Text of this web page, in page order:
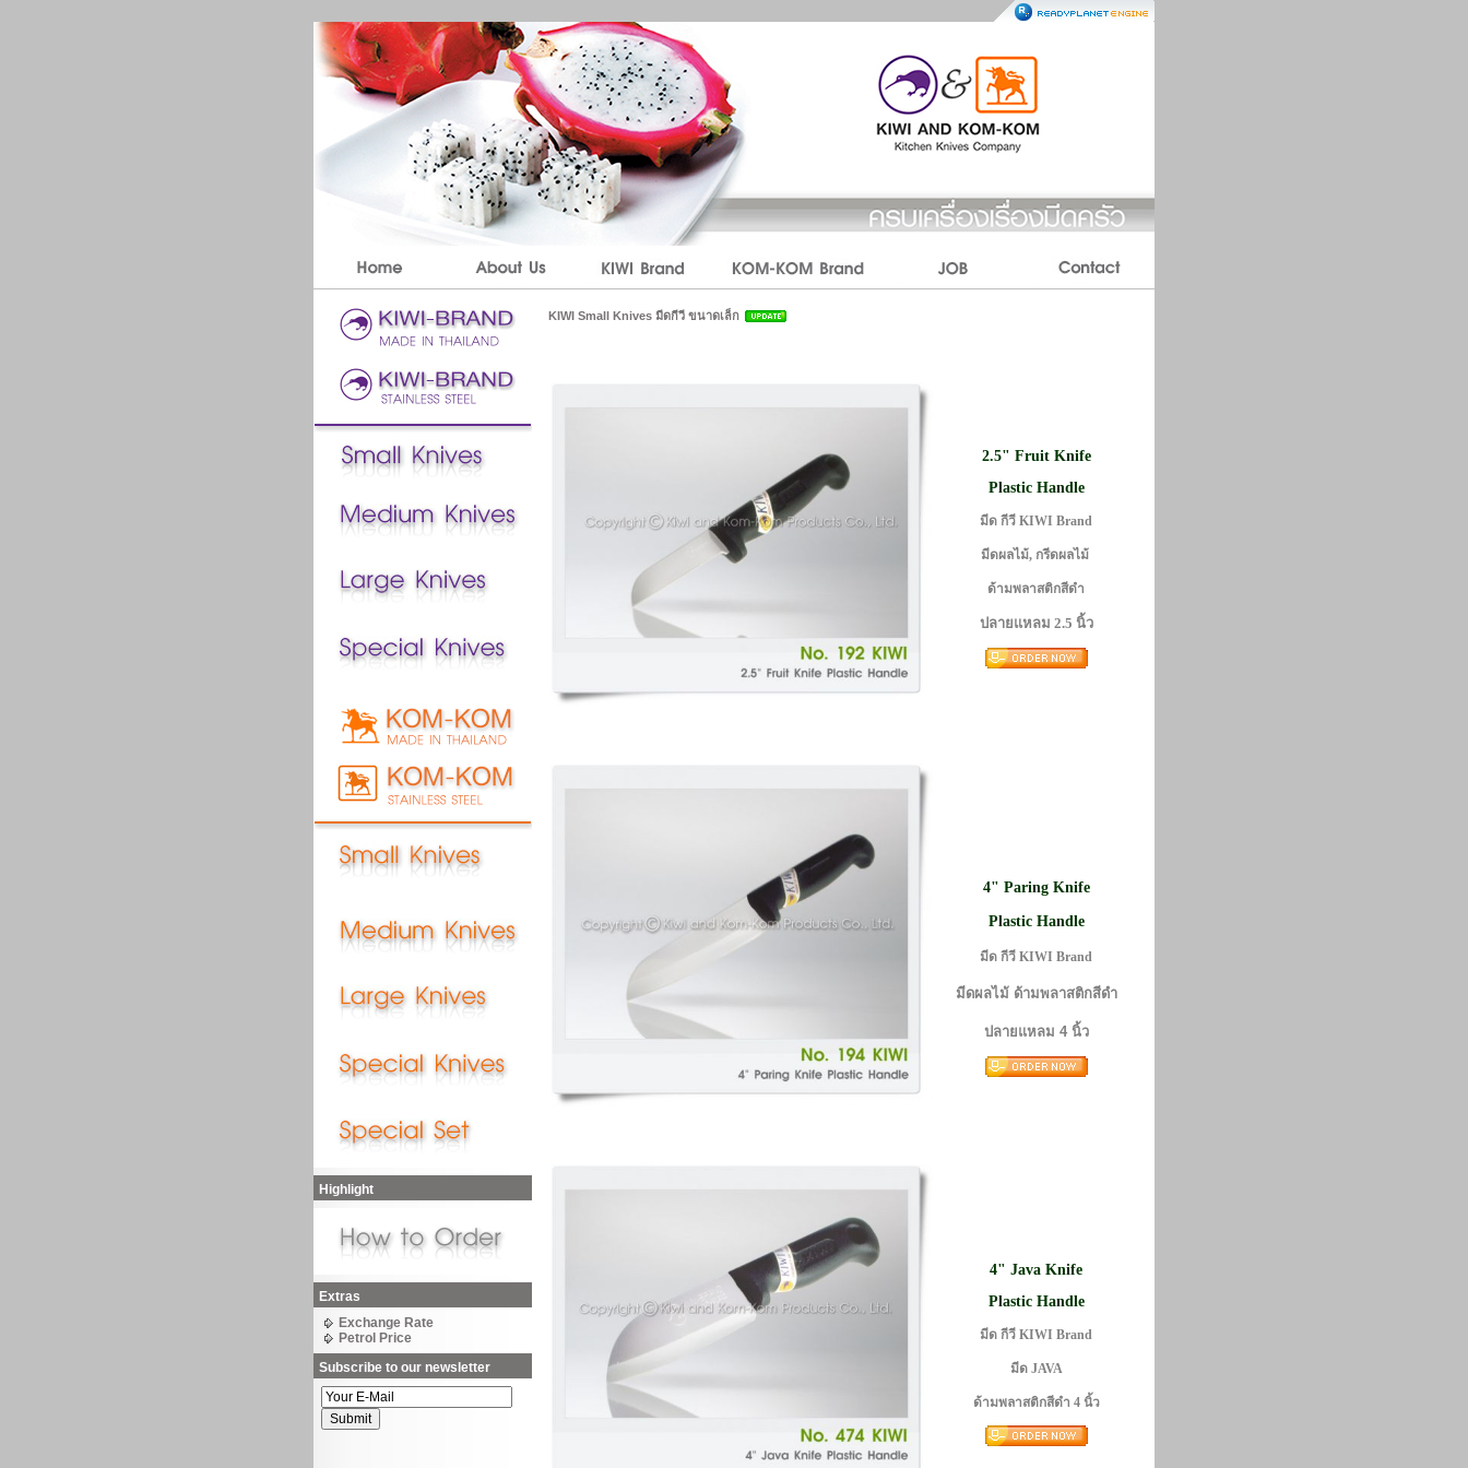
Highlight
Extras
Exchange Rate
Petrol Price
Subscribe to our newsletter
KIWI Small Knives มีดกีวี ขนาดเล็ก
2.5" Fruit Knife
Plastic Handle
มีด กีวี KIWI Brand
มีดผลไม้, กรีดผลไม้
ด้ามพลาสติกสีดำ
ปลายแหลม 2.5 นิ้ว
4" Paring Knife
Plastic Handle
มีด กีวี KIWI Brand
มีดผลไม้ ด้ามพลาสติกสีดำ
ปลายแหลม 4 นิ้ว
4" Java Knife
Plastic Handle
มีด กีวี KIWI Brand
มีด JAVA
ด้ามพลาสติกสีดำ 4 นิ้ว